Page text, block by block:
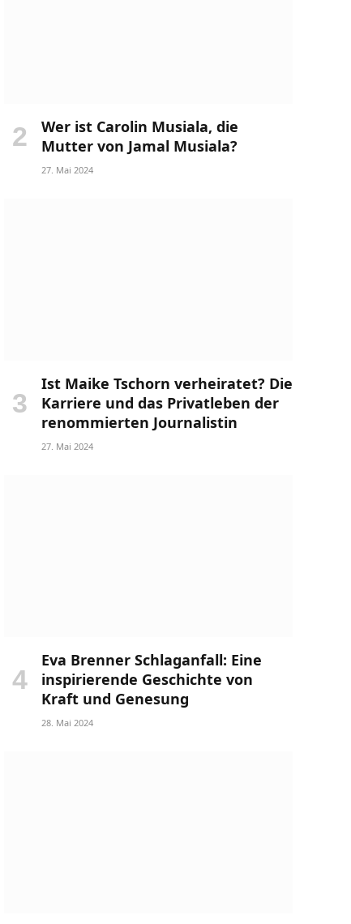
Wer ist Carolin Musiala, die
Mutter von Jamal Musiala?
27. Mai 2024
Ist Maike Tschorn verheiratet? Die
Karriere und das Privatleben der
renommierten Journalistin
27. Mai 2024
Eva Brenner Schlaganfall: Eine
inspirierende Geschichte von
Kraft und Genesung
28. Mai 2024